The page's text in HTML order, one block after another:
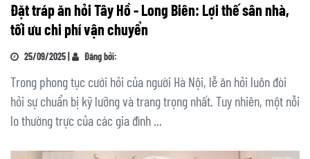
Đặt tráp ăn hỏi Tây Hồ - Long Biên: Lợi thế sân nhà,
tối ưu chi phí vận chuyển
25/09/2025 | Đăng bởi:
Trong phong tục cưới hỏi của người Hà Nội, lễ ăn hỏi luôn đòi
hỏi sự chuẩn bị kỹ lưỡng và trang trọng nhất. Tuy nhiên, một nỗi
lo thường trực của các gia đình ...